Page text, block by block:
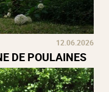
12.06.2026
DE POULAINES